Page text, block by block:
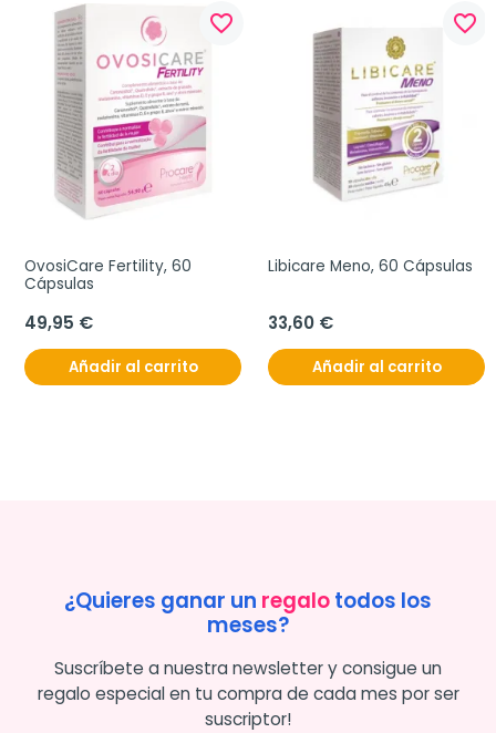
favorite_border
OvosiCare Fertility, 60
Cápsulas
49,95 €
Añadir al carrito
favorite_border
Libicare Meno, 60 Cápsulas
33,60 €
Añadir al carrito
¿Quieres ganar un regalotodos los
meses?
Suscríbete a nuestra newsletter y consigue un
regalo especial en tu compra de cada mes por ser
suscriptor!